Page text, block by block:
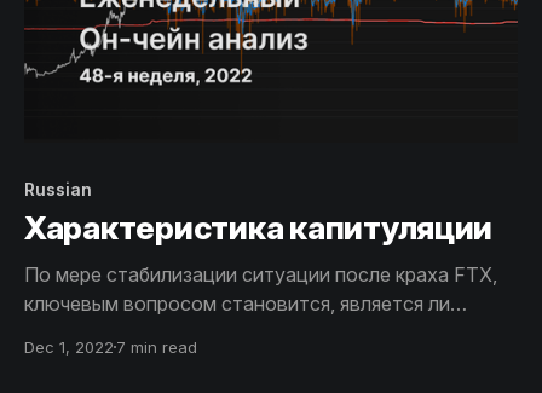
Russian
Характеристика капитуляции
По мере стабилизации ситуации после краха FTX,
ключевым вопросом становится, является ли
медвежьего тренда или же триггером для более
Dec 1, 2022 7 min read